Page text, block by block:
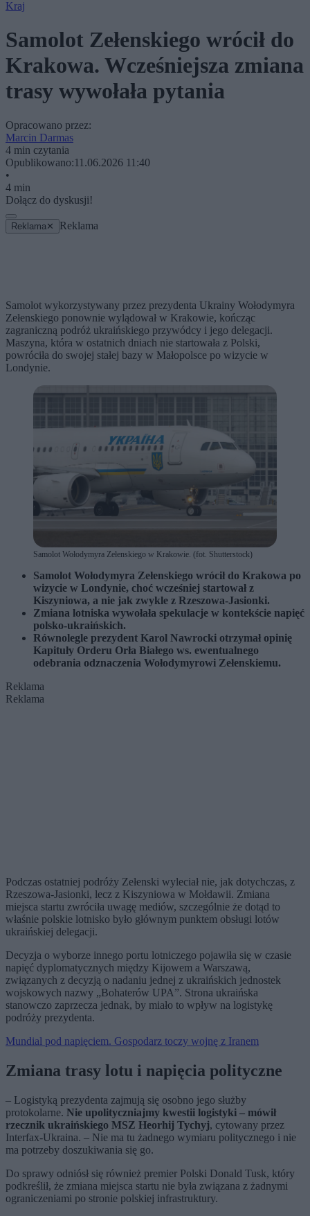
Kraj
Samolot Zełenskiego wrócił do
Krakowa. Wcześniejsza zmiana
trasy wywołała pytania
Opracowano przez:
Marcin Darmas
4 min czytania
Opublikowano:11.06.2026 11:40
•
4 min
Dołącz do dyskusji!
Reklama ✕ Reklama
Samolot wykorzystywany przez prezydenta Ukrainy Wołodymyra
Zełenskiego ponownie wylądował w Krakowie, kończąc
zagraniczną podróż ukraińskiego przywódcy i jego delegacji.
Maszyna, która w ostatnich dniach nie startowała z Polski,
powróciła do swojej stałej bazy w Małopolsce po wizycie w
Londynie.
Samolot Wołodymyra Zełenskiego w Krakowie. (fot. Shutterstock)
Samolot Wołodymyra Zełenskiego wrócił do Krakowa po
wizycie w Londynie, choć wcześniej startował z
Kiszyniowa, a nie jak zwykle z Rzeszowa-Jasionki.
Zmiana lotniska wywołała spekulacje w kontekście napięć
polsko-ukraińskich.
Równolegle prezydent Karol Nawrocki otrzymał opinię
Kapituły Orderu Orła Białego ws. ewentualnego
odebrania odznaczenia Wołodymyrowi Zełenskiemu.
Reklama
Reklama
Podczas ostatniej podróży Zełenski wyleciał nie, jak dotychczas, z
Rzeszowa-Jasionki, lecz z Kiszyniowa w Mołdawii. Zmiana
miejsca startu zwróciła uwagę mediów, szczególnie że dotąd to
właśnie polskie lotnisko było głównym punktem obsługi lotów
ukraińskiej delegacji.
Decyzja o wyborze innego portu lotniczego pojawiła się w czasie
napięć dyplomatycznych między Kijowem a Warszawą,
związanych z decyzją o nadaniu jednej z ukraińskich jednostek
wojskowych nazwy „Bohaterów UPA”. Strona ukraińska
stanowczo zaprzecza jednak, by miało to wpływ na logistykę
podróży prezydenta.
Mundial pod napięciem. Gospodarz toczy wojnę z Iranem
Zmiana trasy lotu i napięcia polityczne
– Logistyką prezydenta zajmują się osobno jego służby
protokolarne. Nie upolityczniajmy kwestii logistyki – mówił
rzecznik ukraińskiego MSZ Heorhij Tychyj, cytowany przez
Interfax-Ukraina. – Nie ma tu żadnego wymiaru politycznego i nie
ma potrzeby doszukiwania się go.
Do sprawy odniósł się również premier Polski Donald Tusk, który
podkreślił, że zmiana miejsca startu nie była związana z żadnymi
ograniczeniami po stronie polskiej infrastruktury.